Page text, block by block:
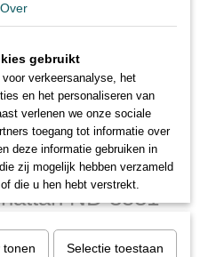
ND 3531
Over
gebruikt
verkeersanalyse, het
en het personaliseren van
verlenen we onze sociale
toegang tot informatie over
deze informatie gebruiken in
zij mogelijk hebben verzameld
die u hen hebt verstrekt.
tonen Selectie toestaan